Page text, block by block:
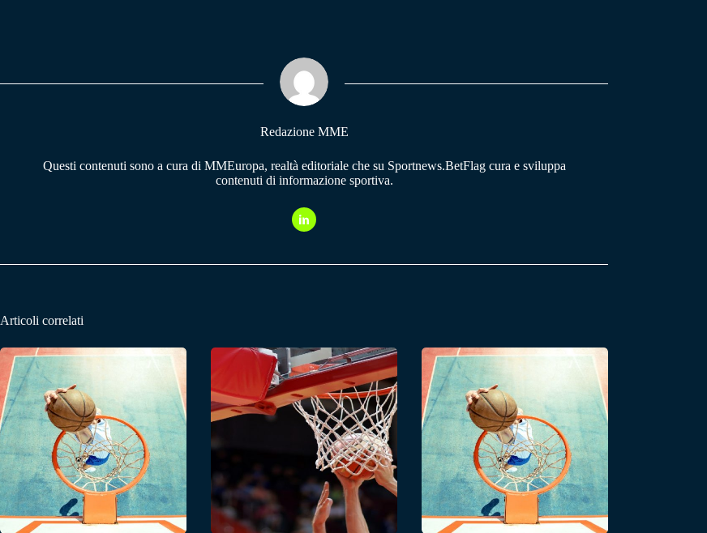
pp m
Redazione MME
Questi contenuti sono a cura di MMEuropa, realtà editoriale che su Sportnews.BetFlag cura e sviluppa
contenuti di informazione sportiva.
Articoli correlati